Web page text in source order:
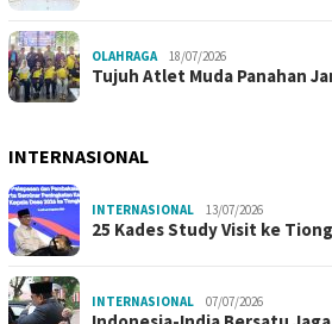
OLAHRAGA 18/07/2026
Tujuh Atlet Muda Panahan
INTERNASIONAL
INTERNASIONAL 13/07/2026
25 Kades Study Visit ke
INTERNASIONAL 07/07/2026